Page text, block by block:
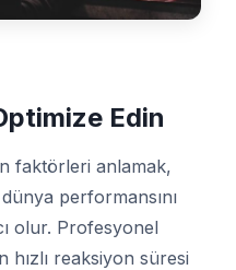
Edin
faktörleri anlamak,
performansını
olur. Profesyonel
reaksiyon süresi